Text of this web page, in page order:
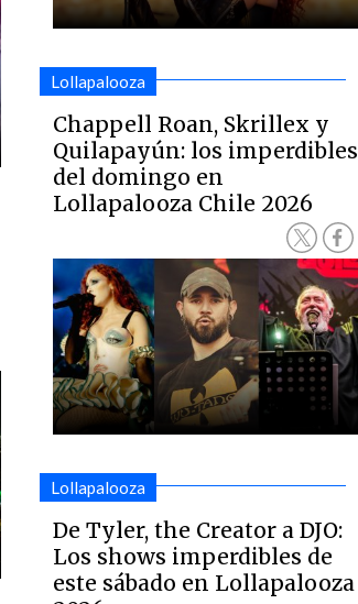
Lollapalooza
Chappell Roan, Skrillex y
Quilapayún: los imperdibles
del domingo en
Lollapalooza Chile 2026
Lollapalooza
De Tyler, the Creator a DJO:
Los shows imperdibles de
este sábado en Lollapalooza